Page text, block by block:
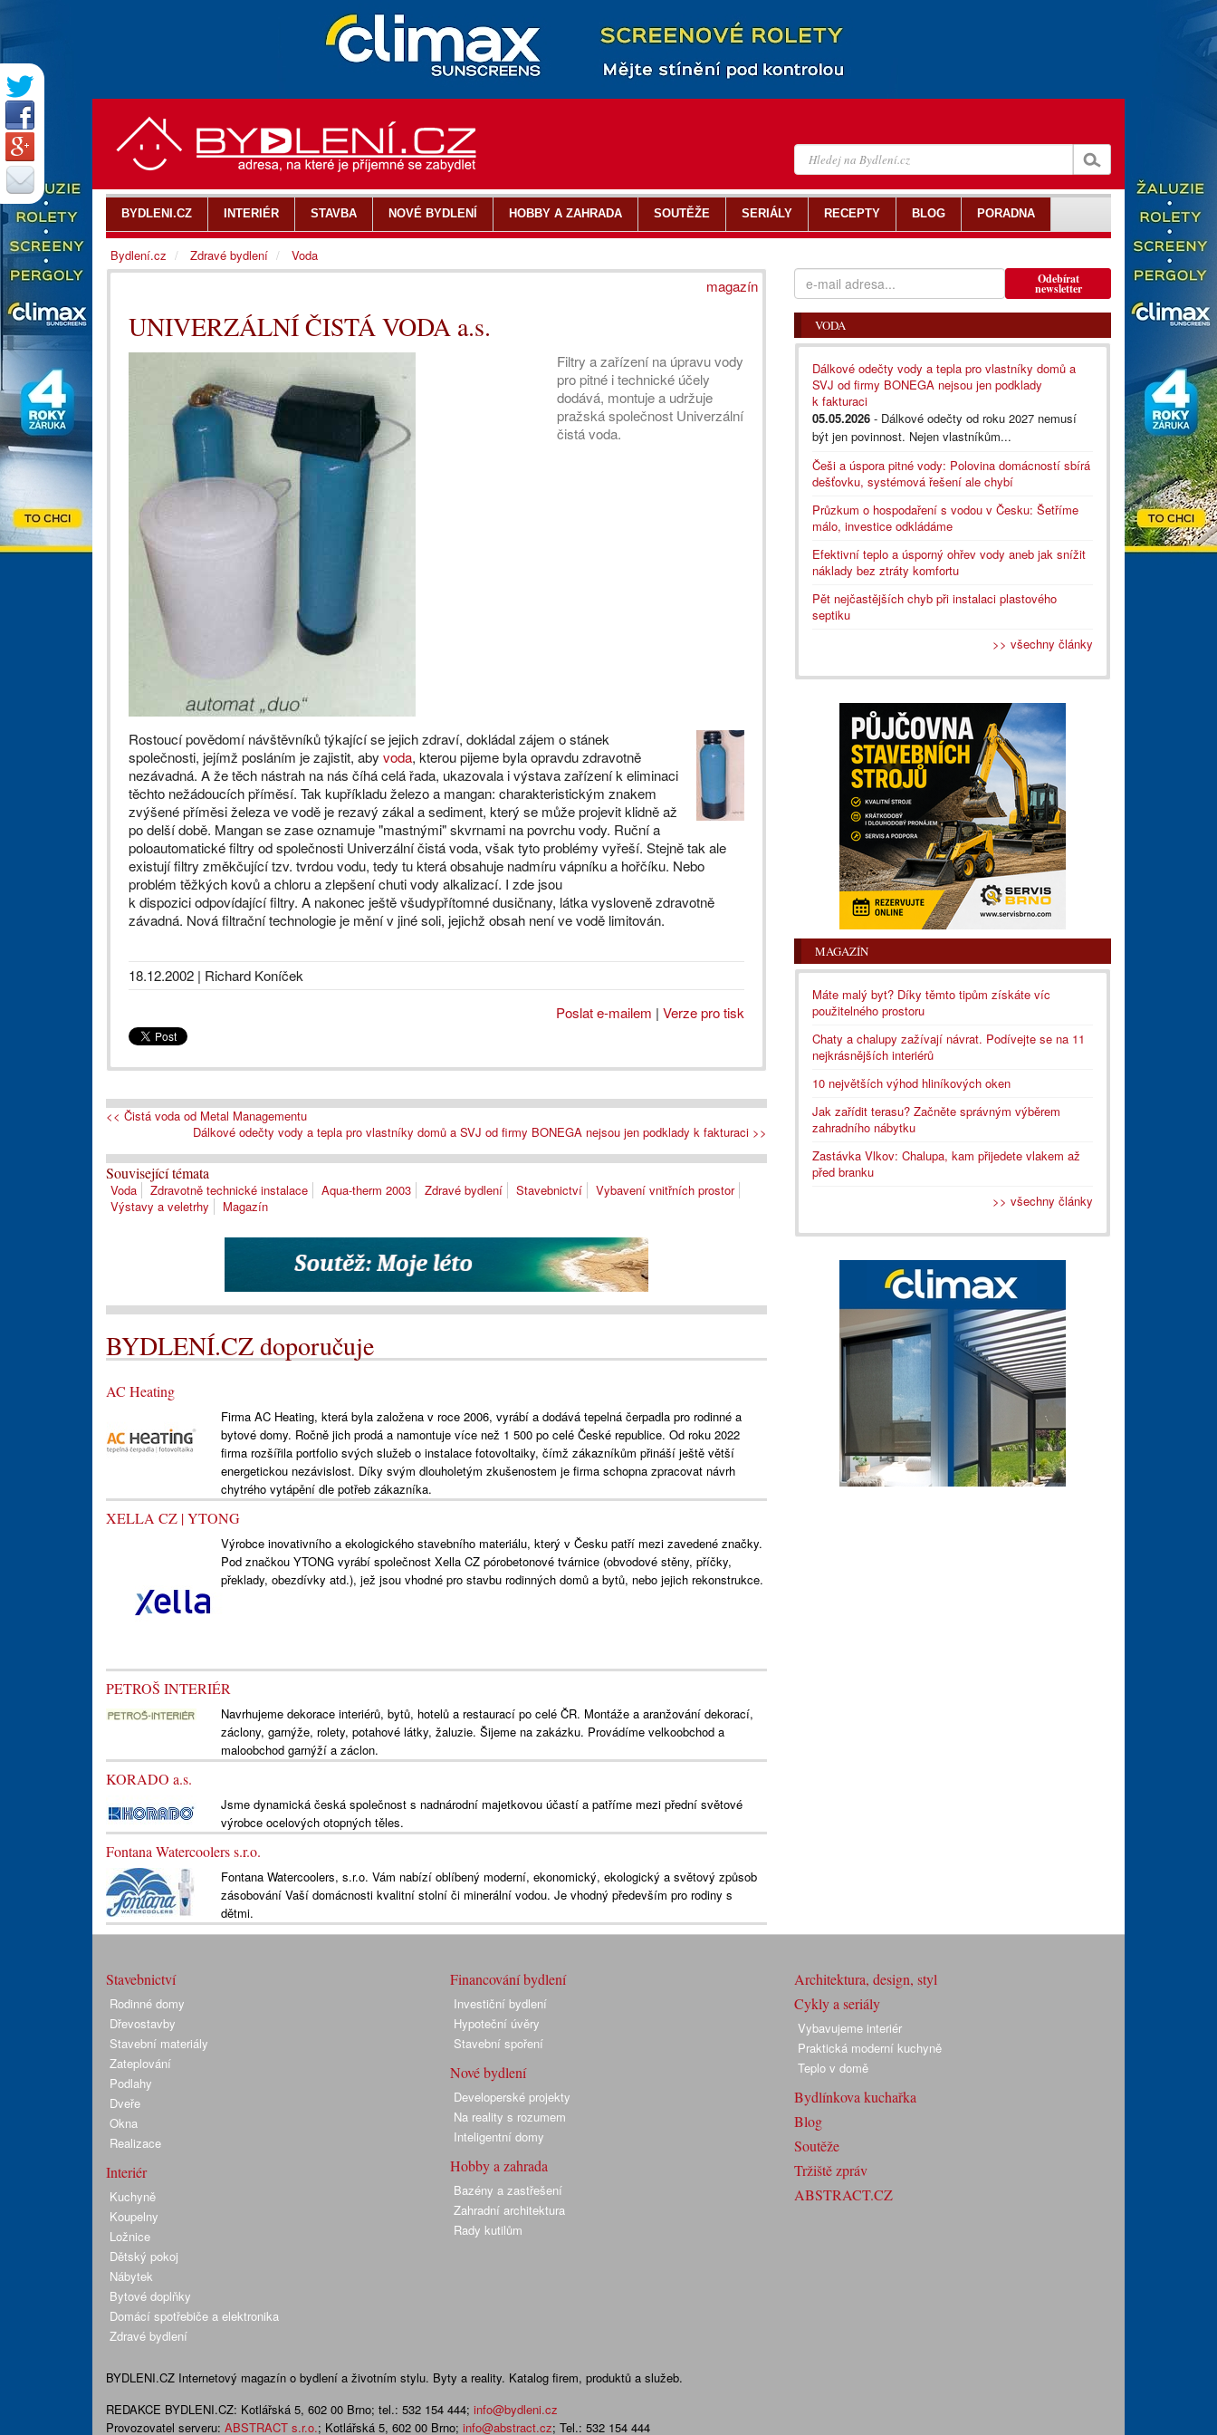
magazín
UNIVERZÁLNÍ ČISTÁ VODA a.s.
Filtry a zařízení na úpravu vody
pro pitné i technické účely
dodává, montuje a udržuje
pražská společnost Univerzální
čistá voda.
Rostoucí povědomí návštěvníků týkající se jejich zdraví, dokládal zájem o stánek
společnosti, jejímž posláním je zajistit, aby voda, kterou pijeme byla opravdu zdravotně
nezávadná. A že těch nástrah na nás číhá celá řada, ukazovala i výstava zařízení k eliminaci
těchto nežádoucích příměsí. Tak kupříkladu železo a mangan: charakteristickým znakem
zvýšené příměsi železa ve vodě je rezavý zákal a sediment, který se může projevit klidně až
po delší době. Mangan se zase oznamuje "mastnými" skvrnami na povrchu vody. Ruční a
poloautomatické filtry od společnosti Univerzální čistá voda, však tyto problémy vyřeší. Stejně tak ale
existují filtry změkčující tzv. tvrdou vodu, tedy tu která obsahuje nadmíru vápníku a hořčíku. Nebo
problém těžkých kovů a chloru a zlepšení chuti vody alkalizací. I zde jsou
k dispozici odpovídající filtry. A nakonec ještě všudypřítomné dusičnany, látka vysloveně zdravotně
závadná. Nová filtrační technologie je mění v jiné soli, jejichž obsah není ve vodě limitován.
18.12.2002 | Richard Koníček
Poslat e-mailem | Verze pro tisk
<< Čistá voda od Metal Managementu
Dálkové odečty vody a tepla pro vlastníky domů a SVJ od firmy BONEGA nejsou jen podklady k fakturaci >>
Související témata
Voda Zdravotně technické instalace Aqua-therm 2003 Zdravé bydlení Stavebnictví
Vybavení vnitřních prostor
Výstavy a veletrhy
Magazín
BYDLENÍ.CZ doporučuje
AC Heating
Firma AC Heating, která byla založena v roce 2006, vyrábí a dodává tepelná čerpadla pro rodinné a
bytové domy. Ročně jich prodá a namontuje více než 1 500 po celé České republice. Od roku 2022
firma rozšířila portfolio svých služeb o instalace fotovoltaiky, čímž zákazníkům přináší ještě větší
energetickou nezávislost. Díky svým dlouholetým zkušenostem je firma schopna zpracovat návrh
chytrého vytápění dle potřeb zákazníka.
XELLA CZ | YTONG
Výrobce inovativního a ekologického stavebního materiálu, který v Česku patří mezi zavedené značky.
Pod značkou YTONG vyrábí společnost Xella CZ pórobetonové tvárnice (obvodové stěny, příčky,
překlady, obezdívky atd.), jež jsou vhodné pro stavbu rodinných domů a bytů, nebo jejich rekonstrukce.
PETROŠ INTERIÉR
Navrhujeme dekorace interiérů, bytů, hotelů a restaurací po celé ČR. Montáže a aranžování dekorací,
záclony, garnýže, rolety, potahové látky, žaluzie. Šijeme na zakázku. Provádíme velkoobchod a
maloobchod garnýží a záclon.
KORADO a.s.
Jsme dynamická česká společnost s nadnárodní majetkovou účastí a patříme mezi přední světové
výrobce ocelových otopných těles.
Fontana Watercoolers s.r.o.
Fontana Watercoolers, s.r.o. Vám nabízí oblíbený moderní, ekonomický, ekologický a světový způsob
zásobování Vaší domácnosti kvalitní stolní či minerální vodou. Je vhodný především pro rodiny s
dětmi.
Odebírat
newsletter
VODA
Dálkové odečty vody a tepla pro vlastníky domů a
SVJ od firmy BONEGA nejsou jen podklady
k fakturaci
05.05.2026 - Dálkové odečty od roku 2027 nemusí
být jen povinnost. Nejen vlastníkům...
Češi a úspora pitné vody: Polovina domácností sbírá
dešťovku, systémová řešení ale chybí
Průzkum o hospodaření s vodou v Česku: Šetříme
málo, investice odkládáme
Efektivní teplo a úsporný ohřev vody aneb jak snížit
náklady bez ztráty komfortu
Pět nejčastějších chyb při instalaci plastového
septiku
>> všechny články
MAGAZÍN
Máte malý byt? Díky těmto tipům získáte víc
použitelného prostoru
Chaty a chalupy zažívají návrat. Podívejte se na 11
nejkrásnějších interiérů
10 největších výhod hliníkových oken
Jak zařídit terasu? Začněte správným výběrem
zahradního nábytku
Zastávka Vlkov: Chalupa, kam přijedete vlakem až
před branku
>> všechny články
BYDLENI.CZ INTERIÉR STAVBA NOVÉ BYDLENÍ HOBBY A ZAHRADA SOUTĚŽE SERIÁLY RECEPTY BLOG PORADNA
Bydlení.cz Zdravé bydlení Voda
Stavebnictví
Rodinné domy
Dřevostavby
Stavební materiály
Zateplování
Podlahy
Dveře
Okna
Realizace
Interiér
Kuchyně
Koupelny
Ložnice
Dětský pokoj
Nábytek
Bytové doplňky
Domácí spotřebiče a elektronika
Zdravé bydlení
Financování bydlení
Investiční bydlení
Hypoteční úvěry
Stavební spoření
Nové bydlení
Developerské projekty
Na reality s rozumem
Inteligentní domy
Hobby a zahrada
Bazény a zastřešení
Zahradní architektura
Rady kutilům
Architektura, design, styl
Cykly a seriály
Vybavujeme interiér
Praktická moderní kuchyně
Teplo v domě
Bydlínkova kuchařka
Blog
Soutěže
Tržiště zpráv
ABSTRACT.CZ
BYDLENI.CZ Internetový magazín o bydlení a životním stylu. Byty a reality. Katalog firem, produktů a služeb.
REDAKCE BYDLENI.CZ: Kotlářská 5, 602 00 Brno; tel.: 532 154 444; info@bydleni.cz
Provozovatel serveru: ABSTRACT s.r.o.; Kotlářská 5, 602 00 Brno; info@abstract.cz; Tel.: 532 154 444